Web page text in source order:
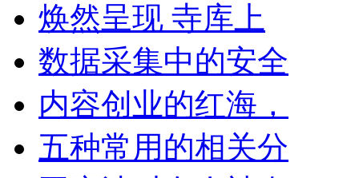
焕然呈现 寺库上
数据采集中的安全
内容创业的红海，
五种常用的相关分